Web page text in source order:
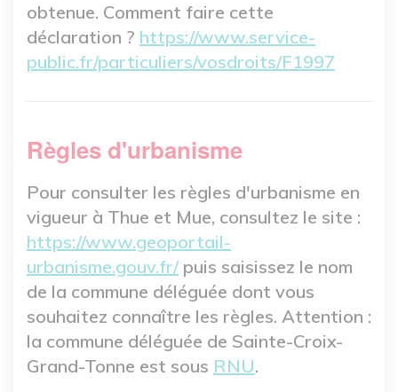
obtenue. Comment faire cette
déclaration ? https://www.service-
public.fr/particuliers/vosdroits/F1997
Règles d'urbanisme
Pour consulter les règles d'urbanisme en
vigueur à Thue et Mue, consultez le site :
https://www.geoportail-
urbanisme.gouv.fr/puis saisissez le nom
de la commune déléguée dont vous
souhaitez connaître les règles. Attention :
la commune déléguée de Sainte-Croix-
Grand-Tonne est sous RNU.